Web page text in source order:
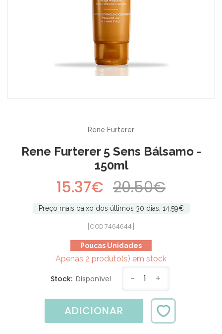
Rene Furterer
Rene Furterer 5 Sens Bálsamo -
150ml
15.37€ 20.50€
Preço mais baixo dos últimos 30 dias: 14.59€
[COD 7464644]
Poucas Unidades
Apenas 2 produto(s) em stock
Stock: Disponível - 1 +
ADICIONAR